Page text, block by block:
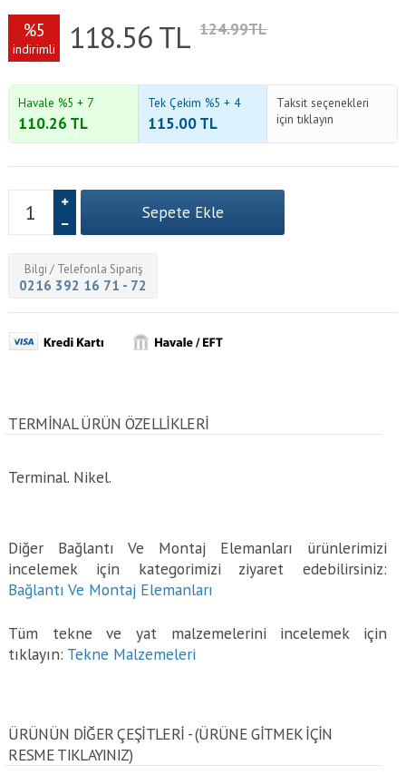
%5
indirimli 118.56TL 124.99TL
Havale %5 + 7
110.26 TL
Tek Çekim %5 + 4
115.00TL
Taksit seçenekleri
için tıklayın
Bilgi / Telefonla Sipariş
0216 392 16 71 - 72
TERMINAL ÜRÜN ÖZELLİKLERİ
Terminal. Nikel.
Diğer Bağlantı Ve Montaj Elemanları ürünlerimizi
incelemek için kategorimizi ziyaret edebilirsiniz:
Bağlantı Ve Montaj Elemanları
Tüm tekne ve yat malzemelerini incelemek için
tıklayın: Tekne Malzemeleri
ÜRÜNÜN DİĞER ÇEŞİTLERİ - (ÜRÜNE GITMEK IÇIN
RESME TIKLAYINIZ)